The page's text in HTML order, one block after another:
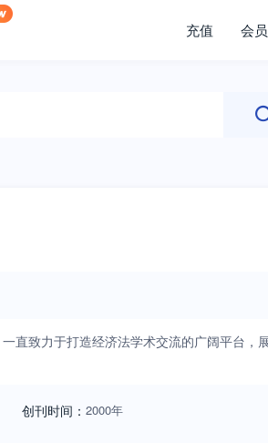
充值 会员
直致力于打造经济法学术交流的广阔平台
创刊时间： 2000年